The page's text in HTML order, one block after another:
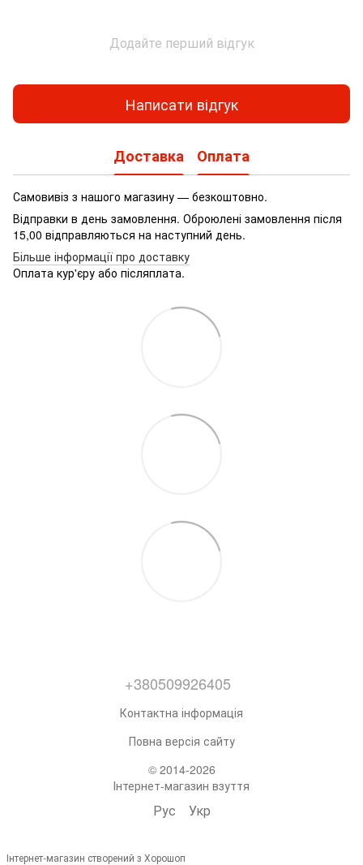
Додайте перший відгук
Написати відгук
Доставка Оплата
Самовивіз з нашого магазину — безкоштовно.
Відправки в день замовлення. Оброюлені замовлення після
15,00 відправляються на наступний день.
Більше інформації про доставку
Оплата кур'єру або післяплата.
+380509926405
Контактна інформація
Повна версія сайту
© 2014-2026
Інтернет-магазин взуття
Рус Укр
Інтернет-магазин створений з Хорошоп